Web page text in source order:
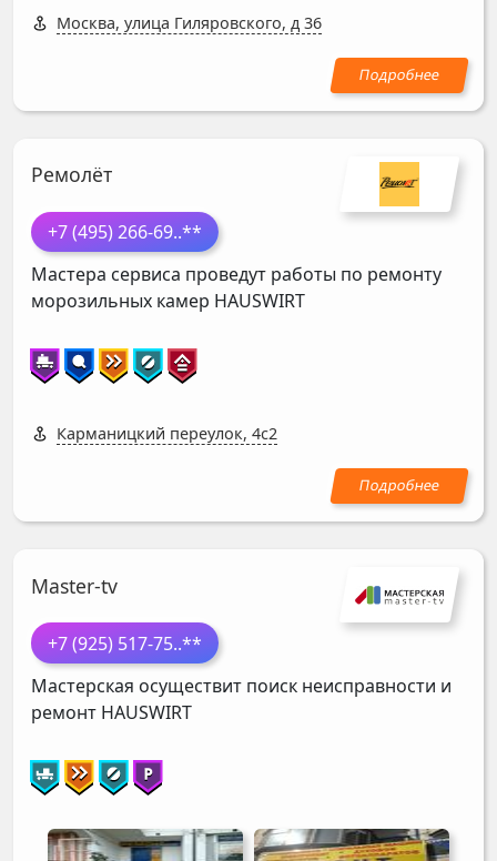
Москва, улица Гиляровского, д 36
Ремолёт
+7 (495) 266-69..**
Мастера сервиса проведут работы по ремонту
морозильных камер HAUSWIRT
Карманицкий переулок, 4с2
Master-tv
+7 (925) 517-75..**
Мастерская осуществит поиск неисправности и
ремонт HAUSWIRT